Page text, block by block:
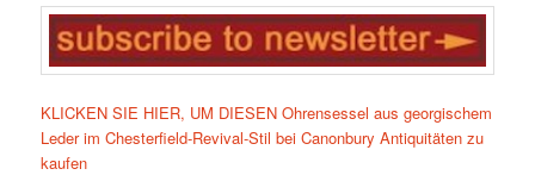
KLICKEN SIE HIER, UM DIESEN Ohrensessel aus georgischem
Leder im Chesterfield-Revival-Stil bei Canonbury Antiquitäten zu
kaufen